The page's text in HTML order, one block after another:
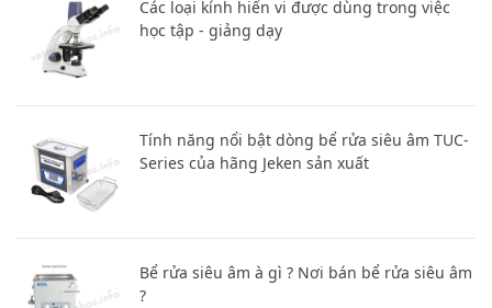
Các loại kính hiển vi được dùng trong việc
học tập - giảng dạy
Tính năng nổi bật dòng bể rửa siêu âm TUC-
Series của hãng Jeken sản xuất
Bể rửa siêu âm à gì ? Nơi bán bể rửa siêu âm
?